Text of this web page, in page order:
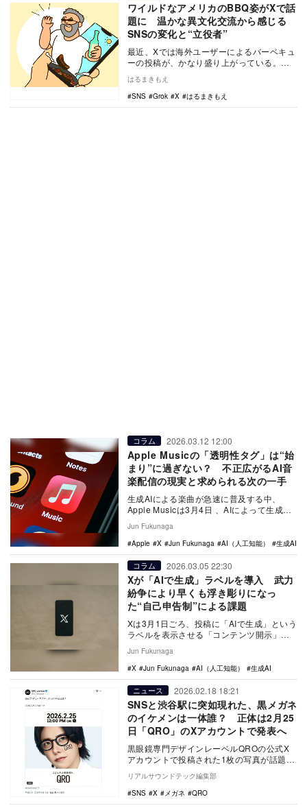
ワイルドなアメリカのBBQ姿がXで話
題に 温かな異文化交流から感じる
SNSの変化と“立役者”
最近、Xでは海外ユーザーによるバーベキュ
ーの投稿が、かなり盛り上がっている。ひ
AI「Grok」…
はるまきもえ
SNS
Grok X はるまきもえ
コラム 2026.03.12 12:00
Apple Musicの「透明性タグ」は“始
まり”に過ぎない？ 不正広がるAI音
楽配信の現実と求められる次の一手
生成AIによる楽曲が急速に普及する中、
Apple Musicは3月4日 、AIによって生成さ
Jun Fukunaga
Apple
X Jun Fukunaga AI（人工知能） 生成AI
コラム 2026.03.05 22:30
Xが「AIで生成」ラベルを導入 武力
紛争により早くも浮き彫りになっ
た“自己申告制”による課題
Xは3月1日ごろ、投稿に「AIで生成」という
ラベルを表示させる「コンテンツ開示」機
れていた…
Jun Fukunaga
X
Jun Fukunaga AI（人工知能） 生成AI
ニュース 2026.02.18 18:21
SNSと渋谷駅に突如現れた、黒メガネ
のイケメンは一体誰？ 正体は2月25
日「QRO」のXアカウントで発表へ
黒眼鏡専門デザインレーベルQROの公式X
アカウントで投稿された1枚の写真が話題と
なっている。 公開されている写真には…
リアルサウンドテック編集部
SNS
X メガネ QRO